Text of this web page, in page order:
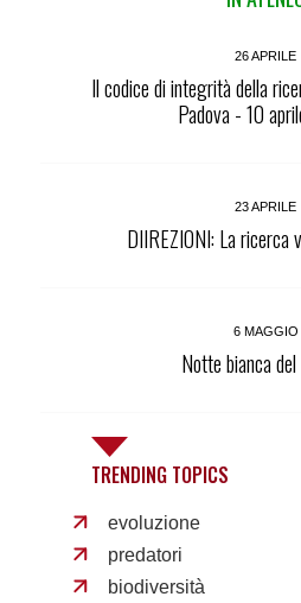
26 APRILE
Il codice di integrità della
Padova - 10
23 APRILE
DIIREZIONI: La ricerca
6 MAGGIO
Notte bianca
TRENDING TOPICS
evoluzione
predatori
biodiversità